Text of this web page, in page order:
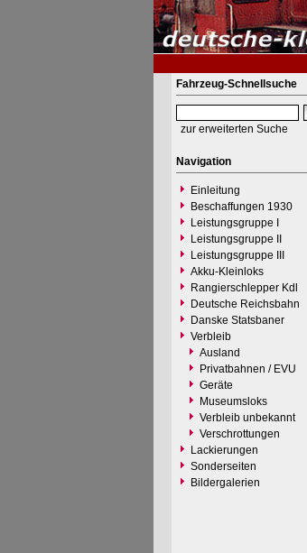
Fahrzeug-Schnellsuche
zur erweiterten Suche
Navigation
Einleitung
Beschaffungen 1930
Leistungsgruppe I
Leistungsgruppe II
Leistungsgruppe III
Akku-Kleinloks
Rangierschlepper Kdl
Deutsche Reichsbahn
Danske Statsbaner
Verbleib
Ausland
Privatbahnen / EVU
Geräte
Museumsloks
Verbleib unbekannt
Verschrottungen
Lackierungen
Sonderseiten
Bildergalerien